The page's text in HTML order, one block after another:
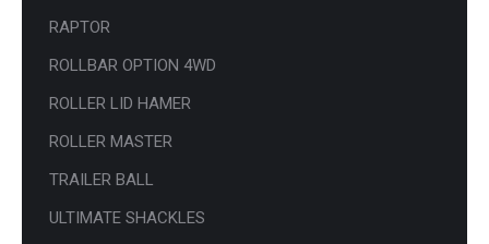
RAPTOR
ROLLBAR OPTION 4WD
ROLLER LID HAMER
ROLLER MASTER
TRAILER BALL
ULTIMATE SHACKLES